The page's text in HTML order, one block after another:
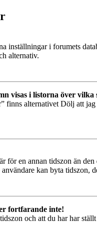
inställningar i forumets
alternativ.
visas i listorna över vilka
finns alternativet Dölj att
för en annan tidszon än
kan byta
fortfarande inte!
och att du har har